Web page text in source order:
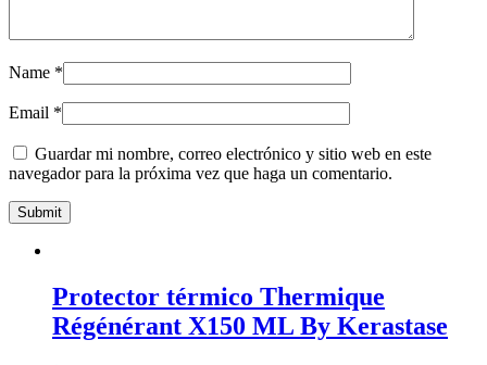
Name *
Email *
Guardar mi nombre, correo electrónico y sitio web en este
navegador para la próxima vez que haga un comentario.
Protector térmico Thermique
Régénérant X150 ML By Kerastase